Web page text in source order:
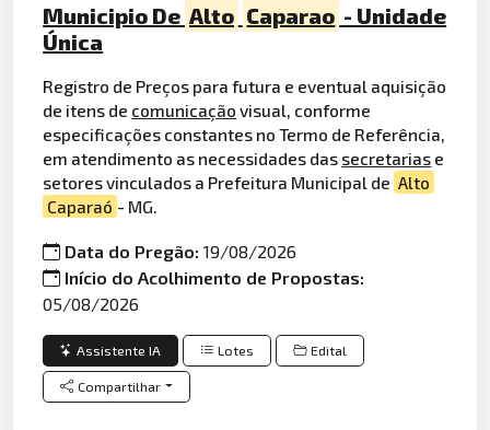
Municipio De Alto Caparao - Unidade
Única
Registro de Preços para futura e eventual aquisição
de itens de comunicação visual, conforme
especificações constantes no Termo de Referência,
em atendimento as necessidades das secretarias e
setores vinculados a Prefeitura Municipal de Alto
Caparaó - MG.
Data do Pregão:19/08/2026
Início do Acolhimento de Propostas:
05/08/2026
Assistente IA Lotes Edital
Compartilhar